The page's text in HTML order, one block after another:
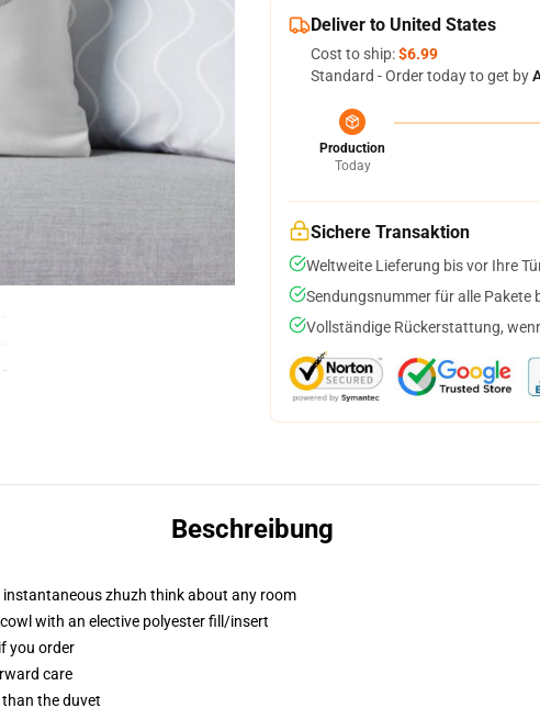
Deliver to United States
Cost to ship:$6.99
Standard - Order today to get by
Production
Today
Sichere Transaktion
Weltweite Lieferung bis vor Ihre
Sendungsnummer für alle Pakete
Vollständige Rückerstattung,
Beschreibung
zhuzh think about any room
with an elective polyester fill/insert
you order
care
the duvet